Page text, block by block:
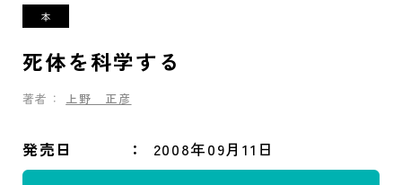
死体を科学する
著者： 上野 正彦
発売日 2008年09月11日